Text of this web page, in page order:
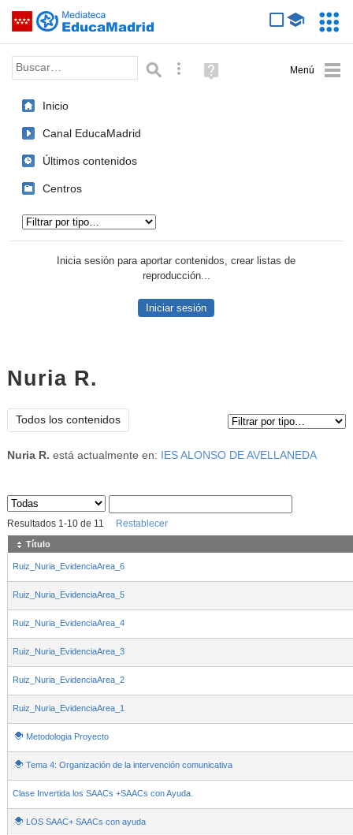
Saltar navegación
Palabra o frase: Búsqueda avanzada
Ayuda
(en
Inicio
Canal EducaMadrid
Últimos contenidos
Centros
Inicia sesión para aportar contenidos, crear listas de
reproducción...
Iniciar sesión
Nuria R.
Todos los contenidos
Nuria R. está actualmente en: IES ALONSO DE AVELLANEDA
Sus archivos
Resultados 1-10de 11 Restablecer
Título
Ruiz_Nuria_EvidenciaArea_6
Ruiz_Nuria_EvidenciaArea_5
Ruiz_Nuria_EvidenciaArea_4
Ruiz_Nuria_EvidenciaArea_3
Ruiz_Nuria_EvidenciaArea_2
Ruiz_Nuria_EvidenciaArea_1
Metodologia Proyecto
Tema 4: Organización de la intervención comunicativa
Clase Invertida los SAACs +SAACs con Ayuda.
LOS SAAC+ SAACs con ayuda